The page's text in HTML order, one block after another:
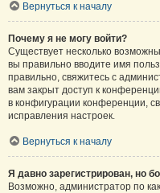
Вернуться к началу
Почему я не могу войти?
Существует несколько
вы правильно вводите имя
правильно, свяжитесь с
вам закрыт доступ к
в конфигурации конференции,
исправления настроек.
Вернуться к началу
Я давно зарегистрирован, но
Возможно, администратор по